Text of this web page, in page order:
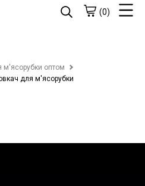
(0)
м'ясорубки оптом
для м'ясорубки